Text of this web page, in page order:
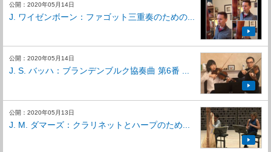
公開：2020年05月14日
J. ワイゼンボーン：ファゴット三重奏のための...
公開：2020年05月14日
J. S. バッハ：ブランデンブルク協奏曲 第6番 ...
公開：2020年05月13日
J. M. ダマーズ：クラリネットとハープのため...